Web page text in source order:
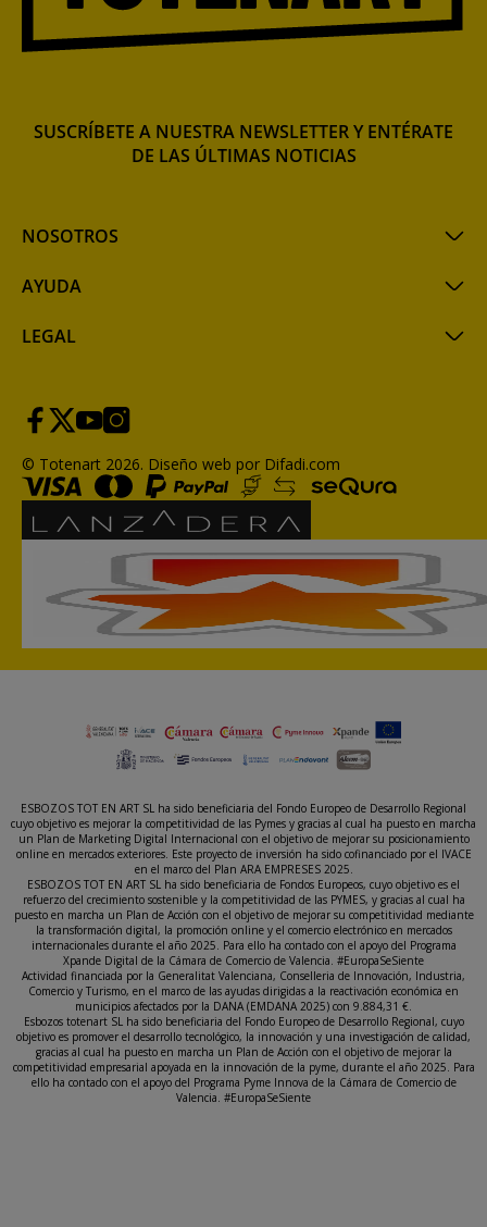
NOSOTROS
AYUDA
LEGAL
SUSCRÍBETE A NUESTRA NEWSLETTER Y ENTÉRATE
DE LAS ÚLTIMAS NOTICIAS
© Totenart 2026. Diseño web por Difadi.com
ESBOZOS TOT EN ART SL ha sido beneficiaria del Fondo Europeo de Desarrollo Regional
cuyo objetivo es mejorar la competitividad de las Pymes y gracias al cual ha puesto en marcha
un Plan de Marketing Digital Internacional con el objetivo de mejorar su posicionamiento
online en mercados exteriores. Este proyecto de inversión ha sido cofinanciado por el IVACE
en el marco del Plan ARA EMPRESES 2025.
ESBOZOS TOT EN ART SL ha sido beneficiaria de Fondos Europeos, cuyo objetivo es el
refuerzo del crecimiento sostenible y la competitividad de las PYMES, y gracias al cual ha
puesto en marcha un Plan de Acción con el objetivo de mejorar su competitividad mediante
la transformación digital, la promoción online y el comercio electrónico en mercados
internacionales durante el año 2025. Para ello ha contado con el apoyo del Programa
Xpande Digital de la Cámara de Comercio de Valencia. #EuropaSeSiente
Actividad financiada por la Generalitat Valenciana, Conselleria de Innovación, Industria,
Comercio y Turismo, en el marco de las ayudas dirigidas a la reactivación económica en
municipios afectados por la DANA (EMDANA 2025) con 9.884,31 €.
Esbozos totenart SL ha sido beneficiaria del Fondo Europeo de Desarrollo Regional, cuyo
objetivo es promover el desarrollo tecnológico, la innovación y una investigación de calidad,
gracias al cual ha puesto en marcha un Plan de Acción con el objetivo de mejorar la
competitividad empresarial apoyada en la innovación de la pyme, durante el año 2025. Para
ello ha contado con el apoyo del Programa Pyme Innova de la Cámara de Comercio de
Valencia. #EuropaSeSiente